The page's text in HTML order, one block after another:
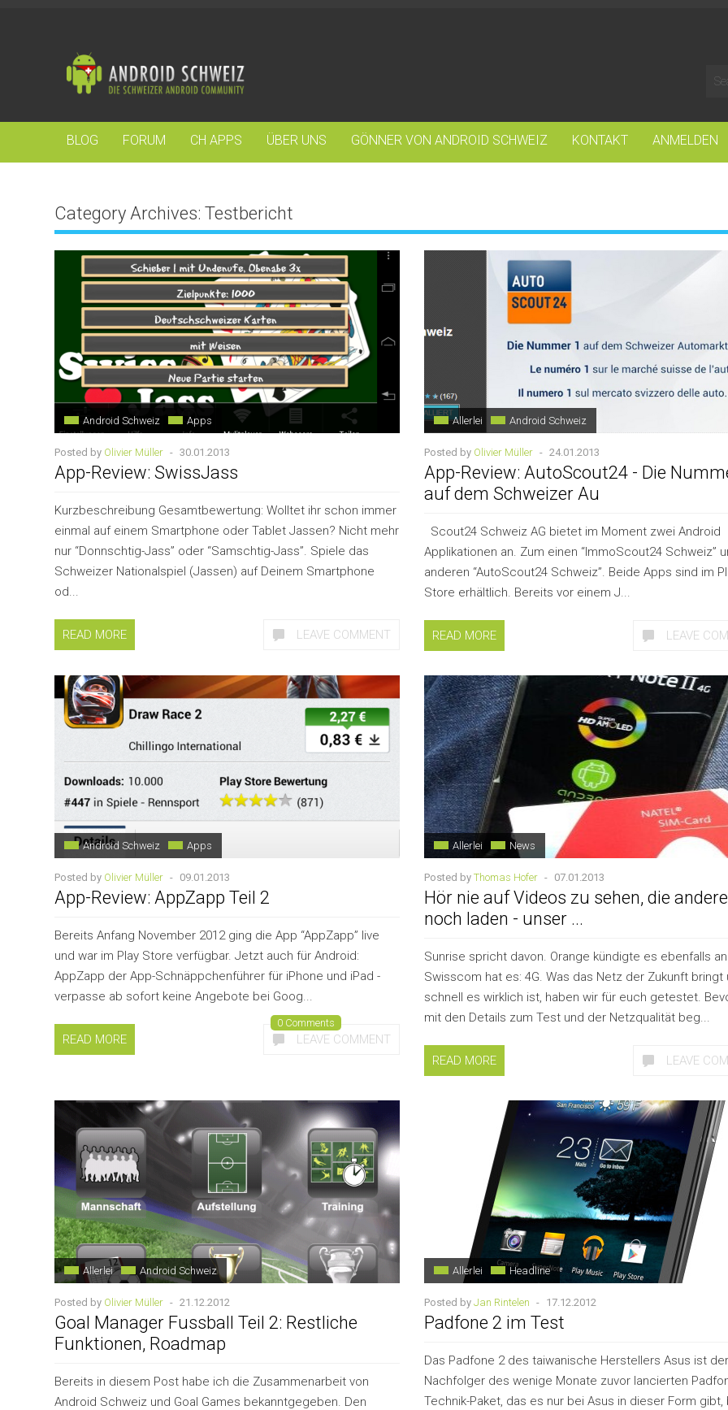
BLOG FORUM CH APPS ÜBER UNS GÖNNER VON ANDROID SCHWEIZ KONTAKT ANMELDEN
Category Archives: Testbericht
Android Schweiz Apps
Posted by Olivier Müller - 30.01.2013
App-Review: SwissJass
Kurzbeschreibung Gesamtbewertung: Wolltet ihr schon immer
einmal auf einem Smartphone oder Tablet Jassen? Nicht mehr
nur “Donnschtig-Jass” oder “Samschtig-Jass”. Spiele das
Schweizer Nationalspiel (Jassen) auf Deinem Smartphone
od...
READ MORE LEAVE COMMENT
Allerlei Android Schweiz
Posted by Olivier Müller - 24.01.2013
App-Review: AutoScout24 - Die
auf dem Schweizer Au
Scout24 Schweiz AG bietet im Moment zwei Android
Applikationen an. Zum einen “ImmoScout24 Schweiz”
anderen “AutoScout24 Schweiz”. Beide Apps sind im
Store erhältlich. Bereits vor einem J...
READ MORE LEAVE
Android Schweiz Apps
Posted by Olivier Müller - 09.01.2013
App-Review: AppZapp Teil 2
Bereits Anfang November 2012 ging die App “AppZapp” live
und war im Play Store verfügbar. Jetzt auch für Android:
AppZapp der App-Schnäppchenführer für iPhone und iPad -
verpasse ab sofort keine Angebote bei Goog...
READ MORE
0 Comments
LEAVE COMMENT
Allerlei News
Posted by Thomas Hofer - 07.01.2013
Hör nie auf Videos zu sehen, die andere
noch laden - unser ...
Sunrise spricht davon. Orange kündigte es ebenfalls
Swisscom hat es: 4G. Was das Netz der Zukunft bringt
schnell es wirklich ist, haben wir für euch getestet.
mit den Details zum Test und der Netzqualität beg...
READ MORE LEAVE
Allerlei Android Schweiz
Posted by Olivier Müller - 21.12.2012
Goal Manager Fussball Teil 2: Restliche
Funktionen, Roadmap
Bereits in diesem Post habe ich die Zusammenarbeit von
Android Schweiz und Goal Games bekanntgegeben. Den
Allerlei Headline
Posted by Jan Rintelen - 17.12.2012
Padfone 2 im Test
Das Padfone 2 des taiwanische Herstellers Asus ist der
Nachfolger des wenige Monate zuvor lancierten
Technik-Paket, das es nur bei Asus in dieser Form